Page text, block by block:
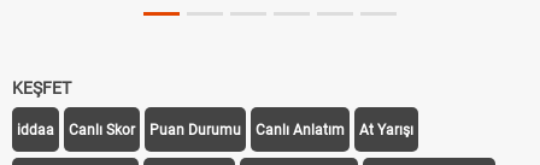
KEŞFET
iddaa Canlı Skor Puan Durumu Canlı Anlatım At Yarışı